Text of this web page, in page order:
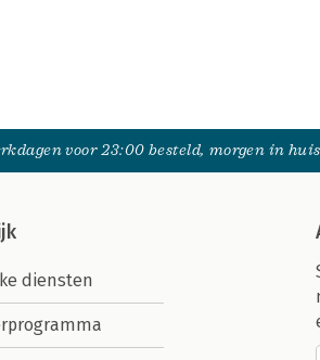
voor 23:00 besteld, morgen in huis
diensten